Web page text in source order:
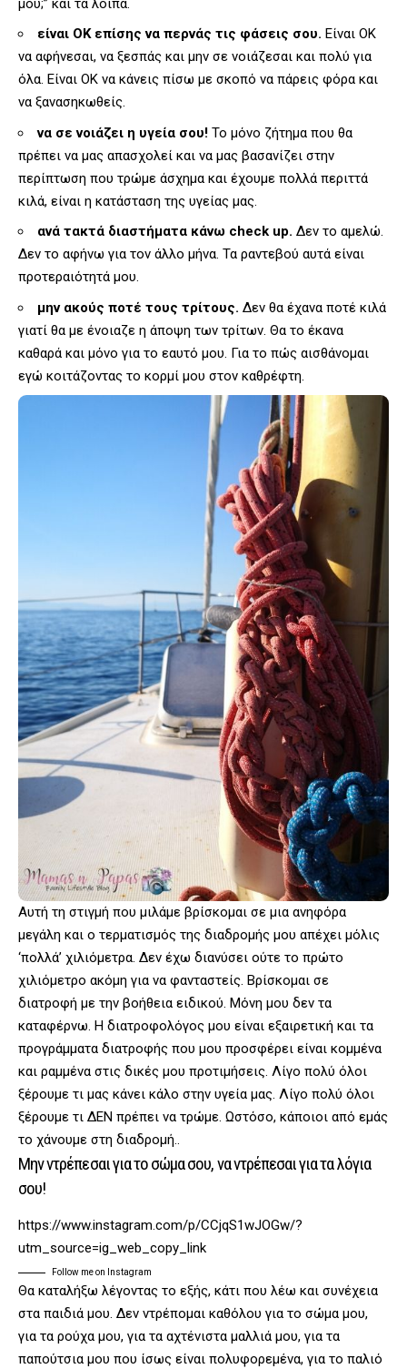
είναι OK επίσης να περνάς τις φάσεις σου. Είναι OK
να αφήνεσαι, να ξεσπάς και μην σε νοιάζεσαι και πολύ για
όλα. Είναι OK να κάνεις πίσω με σκοπό να πάρεις φόρα και
να ξανασηκωθείς.
να σε νοιάζει η υγεία σου! Το μόνο ζήτημα που θα
πρέπει να μας απασχολεί και να μας βασανίζει στην
περίπτωση που τρώμε άσχημα και έχουμε πολλά περιττά
κιλά, είναι η κατάσταση της υγείας μας.
ανά τακτά διαστήματα κάνω check up. Δεν το αμελώ.
Δεν το αφήνω για τον άλλο μήνα. Τα ραντεβού αυτά είναι
προτεραιότητά μου.
μην ακούς ποτέ τους τρίτους. Δεν θα έχανα ποτέ κιλά
γιατί θα με ένοιαζε η άποψη των τρίτων. Θα το έκανα
καθαρά και μόνο για το εαυτό μου. Για το πώς αισθάνομαι
εγώ κοιτάζοντας το κορμί μου στον καθρέφτη.
Αυτή τη στιγμή που μιλάμε βρίσκομαι σε μια ανηφόρα
μεγάλη και ο τερματισμός της διαδρομής μου απέχει μόλις
‘πολλά’ χιλιόμετρα. Δεν έχω διανύσει ούτε το πρώτο
χιλιόμετρο ακόμη για να φανταστείς. Βρίσκομαι σε
διατροφή με την βοήθεια ειδικού. Μόνη μου δεν τα
καταφέρνω. Η διατροφολόγος μου είναι εξαιρετική και τα
προγράμματα διατροφής που μου προσφέρει είναι κομμένα
και ραμμένα στις δικές μου προτιμήσεις. Λίγο πολύ όλοι
ξέρουμε τι μας κάνει κάλο στην υγεία μας. Λίγο πολύ όλοι
ξέρουμε τι ΔΕΝ πρέπει να τρώμε. Ωστόσο, κάποιοι από εμάς
το χάνουμε στη διαδρομή..
Μην ντρέπεσαι για το σώμα σου, να ντρέπεσαι για τα λόγια
σου!
https://www.instagram.com/p/CCjqS1wJOGw/?
utm_source=ig_web_copy_link
Follow me on Instagram
Θα καταλήξω λέγοντας το εξής, κάτι που λέω και συνέχεια
στα παιδιά μου. Δεν ντρέπομαι καθόλου για το σώμα μου,
για τα ρούχα μου, για τα αχτένιστα μαλλιά μου, για τα
παπούτσια μου που ίσως είναι πολυφορεμένα, για το παλιό